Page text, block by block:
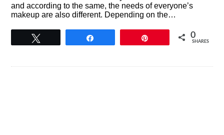
and according to the same, the needs of everyone’s
makeup are also different. Depending on the…
0
SHARES